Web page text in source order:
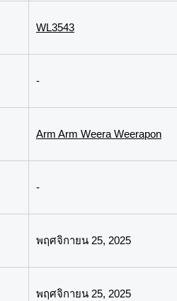
WL3543
-
Arm Arm Weera Weerapon
-
พฤศจิกายน 25, 2025
พฤศจิกายน 25, 2025